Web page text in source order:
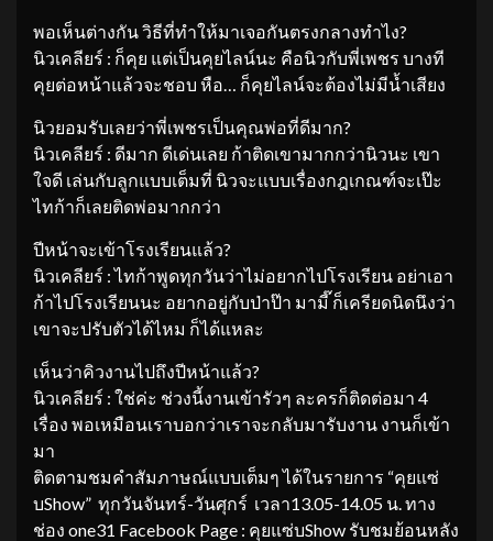
พอเห็นต่างกัน วิธีที่ทำให้มาเจอกันตรงกลางทำไง?
นิวเคลียร์ : ก็คุย แต่เป็นคุยไลน์นะ คือนิวกับพี่เพชร บางที
คุยต่อหน้าแล้วจะชอบ หือ… ก็คุยไลน์จะต้องไม่มีน้ำเสียง
นิวยอมรับเลยว่าพี่เพชรเป็นคุณพ่อที่ดีมาก?
นิวเคลียร์ : ดีมาก ดีเด่นเลย ก้าติดเขามากกว่านิวนะ เขา
ใจดี เล่นกับลูกแบบเต็มที่ นิวจะแบบเรื่องกฎเกณฑ์จะเป๊ะ
ไทก้าก็เลยติดพ่อมากกว่า
ปีหน้าจะเข้าโรงเรียนแล้ว?
นิวเคลียร์ : ไทก้าพูดทุกวันว่าไม่อยากไปโรงเรียน อย่าเอา
ก้าไปโรงเรียนนะ อยากอยู่กับป่าป๊า มามี๊ ก็เครียดนิดนึงว่า
เขาจะปรับตัวได้ไหม ก็ได้แหละ
เห็นว่าคิวงานไปถึงปีหน้าแล้ว?
นิวเคลียร์ : ใช่ค่ะ ช่วงนี้งานเข้ารัวๆ ละครก็ติดต่อมา 4
เรื่อง พอเหมือนเราบอกว่าเราจะกลับมารับงาน งานก็เข้า
มา
ติดตามชมคำสัมภาษณ์แบบเต็มๆ ได้ในรายการ “คุยแซ่
บShow” ทุกวันจันทร์-วันศุกร์ เวลา13.05-14.05 น. ทาง
ช่อง one31 Facebook Page : คุยแซ่บShow รับชมย้อนหลัง